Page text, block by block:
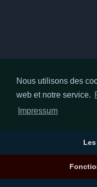
Nous utilisons des
web et notre service.
Impressum